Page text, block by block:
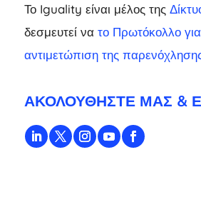
Το Iguality είναι μέλος της
δεσμευτεί να το Πρωτόκολλο
αντιμετώπιση της
ΑΚΟΛΟΥΘΉΣΤΕ ΜΑΣ &